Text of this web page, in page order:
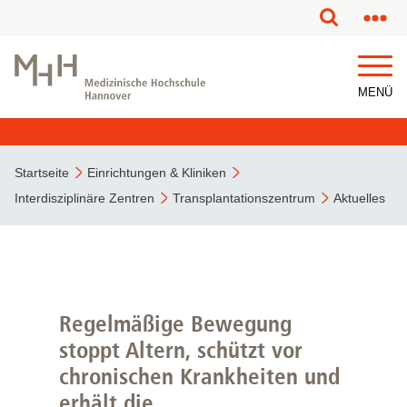
MENÜ
Startseite
Einrichtungen & Kliniken
Interdisziplinäre Zentren
Transplantationszentrum Aktuelles
Regelmäßige Bewegung
stoppt Altern, schützt vor
chronischen Krankheiten und